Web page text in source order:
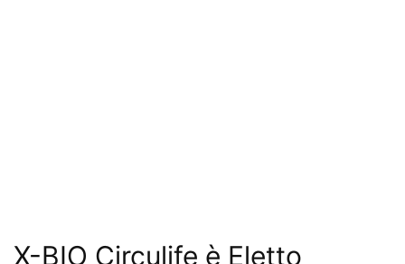
X-BIO Circulife è Eletto